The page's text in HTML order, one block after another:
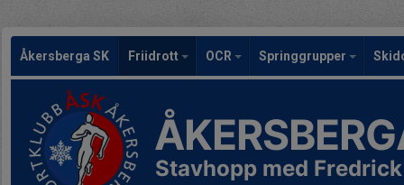
Åkersberga SK Friidrott OCR Springgrupper
Stavhopp med Fredrick